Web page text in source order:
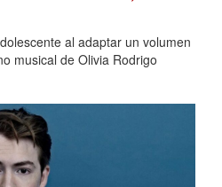
al adaptar un volumen
musical de Olivia Rodrigo